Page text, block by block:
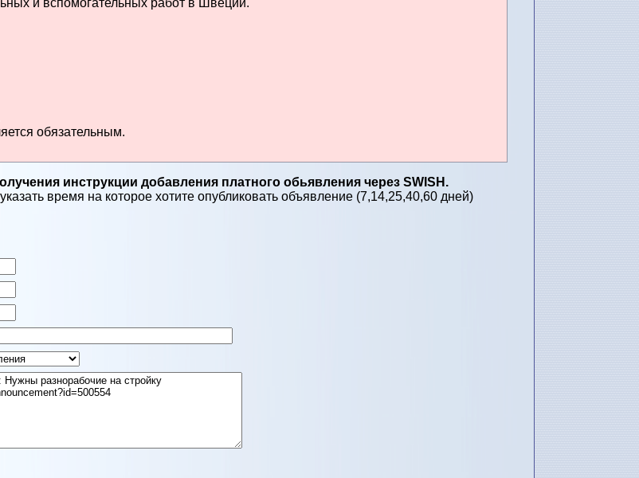
обязательным.
инструкции добавления платного обьявления через SWISH.
время на которое хотите опубликовать объявление (7,14,25,40,60 дней)